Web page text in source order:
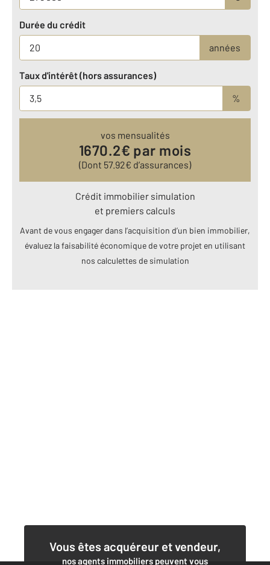
Durée du crédit
années
Taux d'intérêt (hors assurances)
%
vos mensualités
1670.2€ par mois
(Dont 57.92€ d’assurances)
Crédit immobilier simulation
et premiers calculs
Avant de vous engager dans l’acquisition d’un bien immobilier,
évaluez la faisabilité économique de votre projet en utilisant
nos calculettes de simulation
Vous êtes acquéreur et vendeur,
nos agents immobiliers peuvent vous